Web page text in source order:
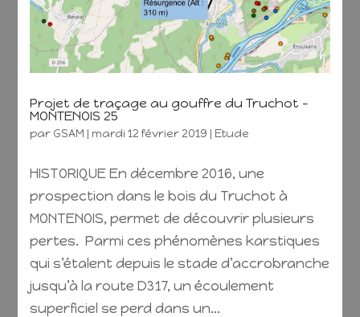
Projet de traçage au gouffre du Truchot –
MONTENOIS 25
par GSAM | mardi 12 février 2019 | Etude
HISTORIQUE En décembre 2016, une
prospection dans le bois du Truchot à
MONTENOIS, permet de découvrir plusieurs
pertes. Parmi ces phénomènes karstiques
qui s’étalent depuis le stade d’accrobranche
jusqu’à la route D317, un écoulement
superficiel se perd dans un...